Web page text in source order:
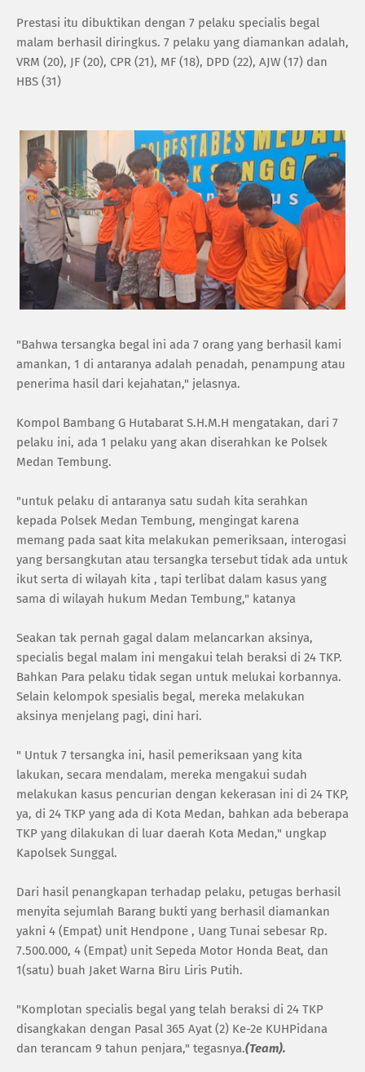
‎Prestasi itu dibuktikan dengan 7 pelaku specialis begal
malam berhasil diringkus. 7 pelaku yang diamankan adalah,
VRM (20), JF (20), CPR (21), MF (18), DPD (22), AJW (17) dan
HBS (31)
‎"Bahwa tersangka begal ini ada 7 orang yang berhasil kami
amankan, 1 di antaranya adalah penadah, penampung atau
penerima hasil dari kejahatan," jelasnya.
‎Kompol Bambang G Hutabarat S.H.M.H mengatakan, dari 7
pelaku ini, ada 1 pelaku yang akan diserahkan ke Polsek
Medan Tembung.
‎"untuk pelaku di antaranya satu sudah kita serahkan
kepada Polsek Medan Tembung, mengingat karena
memang pada saat kita melakukan pemeriksaan, interogasi
yang bersangkutan atau tersangka tersebut tidak ada untuk
ikut serta di wilayah kita , tapi terlibat dalam kasus yang
sama di wilayah hukum Medan Tembung," katanya
‎Seakan tak pernah gagal dalam melancarkan aksinya,
specialis begal malam ini mengakui telah beraksi di 24 TKP.
Bahkan Para pelaku tidak segan untuk melukai korbannya.
Selain kelompok spesialis begal, mereka melakukan
aksinya menjelang pagi, dini hari.
‎" Untuk 7 tersangka ini, hasil pemeriksaan yang kita
lakukan, secara mendalam, mereka mengakui sudah
melakukan kasus pencurian dengan kekerasan ini di 24 TKP,
ya, di 24 TKP yang ada di Kota Medan, bahkan ada beberapa
TKP yang dilakukan di luar daerah Kota Medan," ungkap
Kapolsek Sunggal.
‎Dari hasil penangkapan terhadap pelaku, petugas berhasil
menyita sejumlah Barang bukti yang berhasil diamankan
yakni 4 (Empat) unit Hendpone , Uang Tunai sebesar Rp.
7.500.000, 4 (Empat) unit Sepeda Motor Honda Beat, dan
1(satu) buah Jaket Warna Biru Liris Putih.
‎"Komplotan specialis begal yang telah beraksi di 24 TKP
disangkakan dengan Pasal 365 Ayat (2) Ke-2e KUHPidana
dan terancam 9 tahun penjara," tegasnya.(Team).